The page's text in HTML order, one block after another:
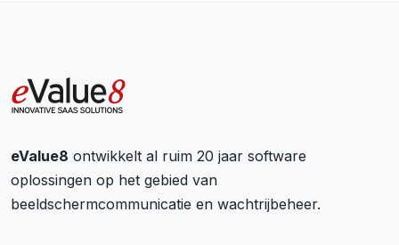
eValue8 ontwikkelt al ruim 20 jaar software
oplossingen op het gebied van
beeldschermcommunicatie en wachtrijbeheer.